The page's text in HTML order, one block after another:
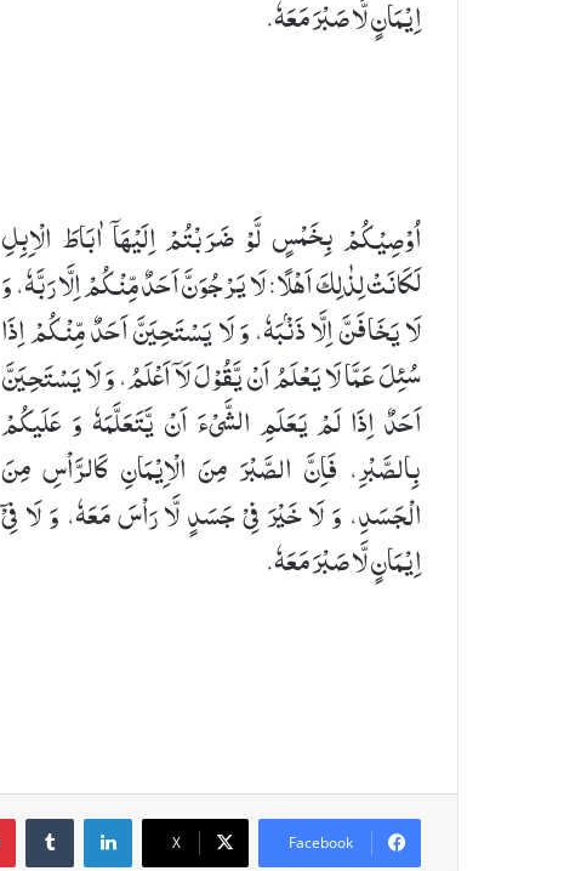
اِیْمَانٍ لَّا صَبْرَ مَعَهٗ.
اُوْصِیْكُمْ بِخَمْسٍ لَّوْ ضَرَبْتُمْ اِلَیْهَاۤ اٰبَاطَ الْاِبِلِ
لَكَانَتْ لِذٰلِكَ اَهْلًا: لَا یَرْجُوَنَّ اَحَدٌ مِّنْكُمْ اِلَّا رَبَّهٗ، وَ
لَا یَخَافَنَّ اِلَّا ذَنْۢبَهٗ، وَ لَا یَسْتَحِیَنَّ اَحَدٌ مِّنْکُمْ اِذَا
سُئِلَ عَمَّا لَا یَعْلَمُ اَنْ یَّقُوْلَ لَاۤ اَعْلَمُ، وَ لَا یَسْتَحِیَنَّ
اَحَدٌ اِذَا لَمْ یَعَلَمِ الشَّیْءَ اَنْ یَّتَعَلَّمَهٗ وَ عَلَیکُمْ
بِالصَّبْرِ، فَاِنَّ الصَّبْرَ مِنَ الْاِیْمَانِ كَالرَّاْسِ مِنَ
الْجَسَدِ، وَ لَا خَیْرَ فِیْ جَسَدٍ لَّا رَاْسَ مَعَهٗ، وَ لَا فِیْۤ
اِیْمَانٍ لَّا صَبْرَ مَعَهٗ.
Facebook
X